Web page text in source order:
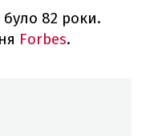
було 82 роки.
Forbes.